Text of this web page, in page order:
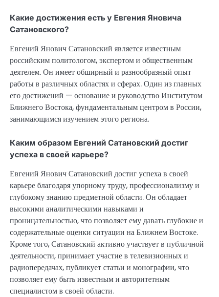
Какие достижения есть у Евгения Яновича
Сатановского?
Евгений Янович Сатановский является известным
российским политологом, экспертом и общественным
деятелем. Он имеет обширный и разнообразный опыт
работы в различных областях и сферах. Один из главных
его достижений — основание и руководство Институтом
Ближнего Востока, фундаментальным центром в России,
занимающимся изучением этого региона.
Каким образом Евгений Сатановский достиг
успеха в своей карьере?
Евгений Янович Сатановский достиг успеха в своей
карьере благодаря упорному труду, профессионализму и
глубокому знанию предметной области. Он обладает
высокими аналитическими навыками и
проницательностью, что позволяет ему давать глубокие и
содержательные оценки ситуации на Ближнем Востоке.
Кроме того, Сатановский активно участвует в публичной
деятельности, принимает участие в телевизионных и
радиопередачах, публикует статьи и монографии, что
позволяет ему быть известным и авторитетным
специалистом в своей области.